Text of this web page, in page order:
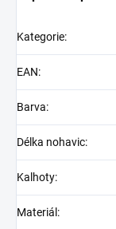
Kategorie:
EAN:
Barva:
Délka nohavic:
Kalhoty:
Materiál :